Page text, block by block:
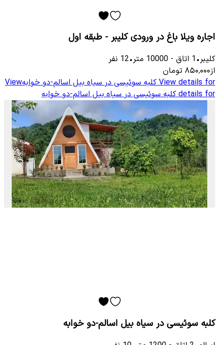
اجاره ویلا باغ در ورودی کلیبر - طبقه اول
کلیبر•
1 اتاق -
10000 متر•
12 نفر
از۸۵۰٬۰۰۰ تومان
View details for کلبه سوئیسی در سیاه بیل اسالم-دو خوابهView
details for کلبه سوئیسی در سیاه بیل اسالم-دو خوابه
کلبه سوئیسی در سیاه بیل اسالم-دو خوابه